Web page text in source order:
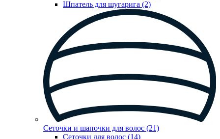
Шпатель для шугарига (2)
Сеточки и шапочки для волос (21)
Сеточки для волос (14)